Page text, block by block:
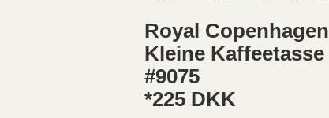
Royal Copenhagen
Kleine Kaffeetasse
#9075
*225 DKK